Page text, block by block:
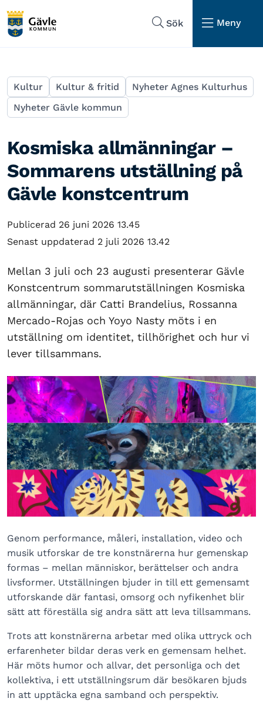
Sök
Meny
Kultur Kultur & fritid
Nyheter Agnes Kulturhus
Nyheter Gävle kommun
Kosmiska allmänningar –
Sommarens utställning på
Gävle konstcentrum
Publicerad 26 juni 2026 13.45
Senast uppdaterad 2 juli 2026 13.42
Mellan 3 juli och 23 augusti presenterar Gävle
Konstcentrum sommarutställningen Kosmiska
allmänningar, där Catti Brandelius, Rossanna
Mercado-Rojas och Yoyo Nasty möts i en
utställning om identitet, tillhörighet och hur vi
lever tillsammans.
Genom performance, måleri, installation, video och
musik utforskar de tre konstnärerna hur gemenskap
formas – mellan människor, berättelser och andra
livsformer. Utställningen bjuder in till ett gemensamt
utforskande där fantasi, omsorg och nyfikenhet blir
sätt att föreställa sig andra sätt att leva tillsammans.
Trots att konstnärerna arbetar med olika uttryck och
erfarenheter bildar deras verk en gemensam helhet.
Här möts humor och allvar, det personliga och det
kollektiva, i ett utställningsrum där besökaren bjuds
in att upptäcka egna samband och perspektiv.